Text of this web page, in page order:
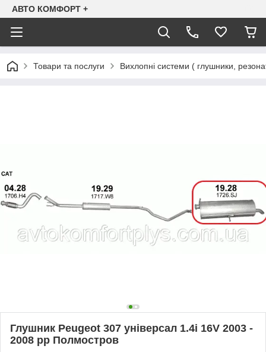
АВТО КОМФОРТ +
Товари та послуги Вихлопні системи ( глушники,
Глушник Peugeot 307 універсал 1.4i 16V 2003 -
2008 рр Полмостров